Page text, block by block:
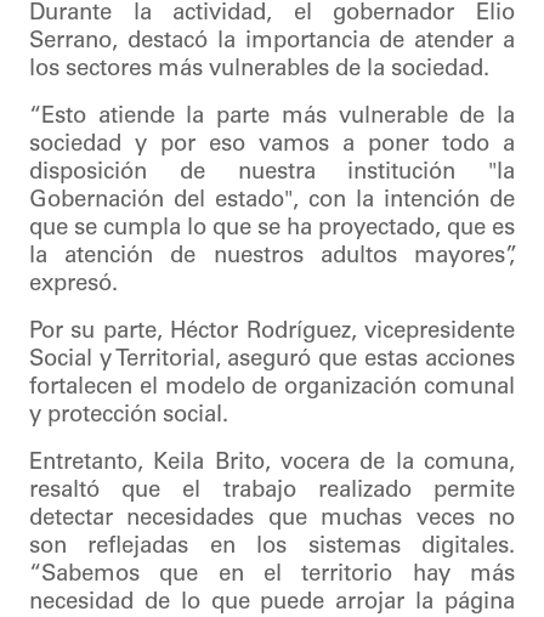
Durante la actividad, el gobernador Elio
Serrano, destacó la importancia de atender a
los sectores más vulnerables de la sociedad.
“Esto atiende la parte más vulnerable de la
sociedad y por eso vamos a poner todo a
disposición de nuestra institución "la
Gobernación del estado", con la intención de
que se cumpla lo que se ha proyectado, que es
la atención de nuestros adultos mayores”,
expresó.
Por su parte, Héctor Rodríguez, vicepresidente
Social y Territorial, aseguró que estas acciones
fortalecen el modelo de organización comunal
y protección social.
Entretanto, Keila Brito, vocera de la comuna,
resaltó que el trabajo realizado permite
detectar necesidades que muchas veces no
son reflejadas en los sistemas digitales.
“Sabemos que en el territorio hay más
necesidad de lo que puede arrojar la página